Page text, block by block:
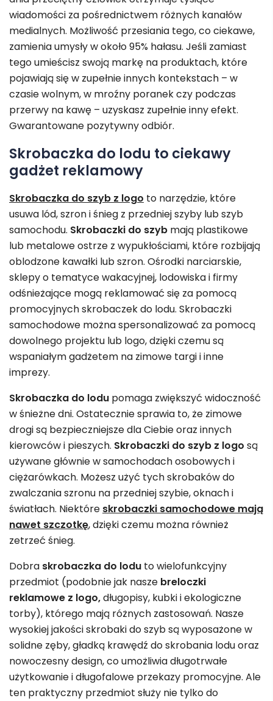
wiadomości za pośrednictwem różnych kanałów
medialnych. Możliwość przesiania tego, co ciekawe,
zamienia umysły w około 95% hałasu. Jeśli zamiast
tego umieścisz swoją markę na produktach, które
pojawiają się w zupełnie innych kontekstach – w
czasie wolnym, w mroźny poranek czy podczas
przerwy na kawę – uzyskasz zupełnie inny efekt.
Gwarantowane pozytywny odbiór.
Skrobaczka do lodu to ciekawy
gadżet reklamowy
Skrobaczka do szyb z logo to narzędzie, które
usuwa lód, szron i śnieg z przedniej szyby lub szyb
samochodu. Skrobaczki do szyb mają plastikowe
lub metalowe ostrze z wypukłościami, które rozbijają
oblodzone kawałki lub szron. Ośrodki narciarskie,
sklepy o tematyce wakacyjnej, lodowiska i firmy
odśnieżające mogą reklamować się za pomocą
promocyjnych skrobaczek do lodu. Skrobaczki
samochodowe można spersonalizować za pomocą
dowolnego projektu lub logo, dzięki czemu są
wspaniałym gadżetem na zimowe targi i inne
imprezy.
Skrobaczka do lodu pomaga zwiększyć widoczność
w śnieżne dni. Ostatecznie sprawia to, że zimowe
drogi są bezpieczniejsze dla Ciebie oraz innych
kierowców i pieszych. Skrobaczki do szyb z logo są
używane głównie w samochodach osobowych i
ciężarówkach. Możesz użyć tych skrobaków do
zwalczania szronu na przedniej szybie, oknach i
światłach. Niektóre skrobaczki samochodowe mają
nawet szczotkę, dzięki czemu można również
zetrzeć śnieg.
Dobra skrobaczka do lodu to wielofunkcyjny
przedmiot (podobnie jak nasze breloczki
reklamowe z logo,długopisy, kubki i ekologiczne
torby), którego mają różnych zastosowań. Nasze
wysokiej jakości skrobaki do szyb są wyposażone w
solidne zęby, gładką krawędź do skrobania lodu oraz
nowoczesny design, co umożliwia długotrwałe
użytkowanie i długofalowe przekazy promocyjne. Ale
ten praktyczny przedmiot służy nie tylko do